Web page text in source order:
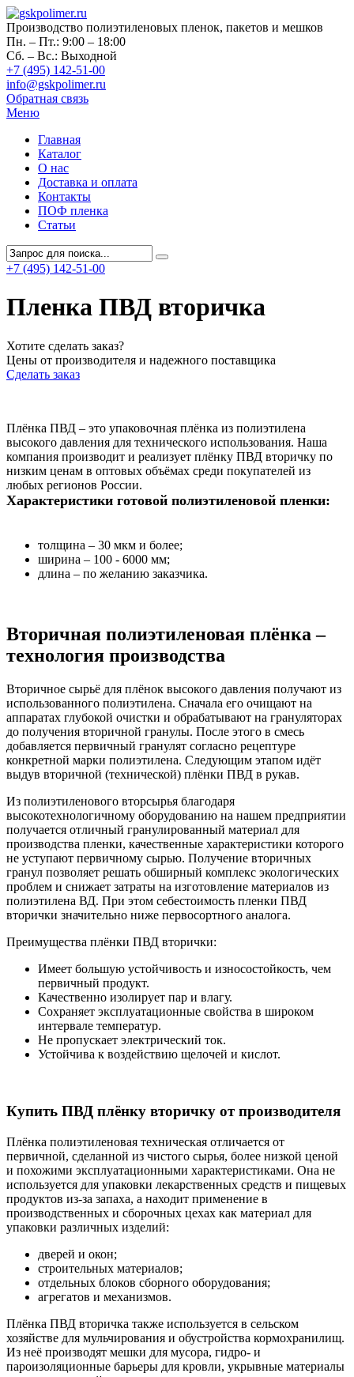
Производство полиэтиленовых пленок, пакетов и мешков
Пн. – Пт.: 9:00 – 18:00
Сб. – Вс.: Выходной
+7 (495) 142-51-00
info@gskpolimer.ru
Обратная связь
Меню
Главная
Каталог
О нас
Доставка и оплата
Контакты
ПОФ пленка
Статьи
+7 (495) 142-51-00
Пленка ПВД вторичка
Хотите сделать заказ?
Цены от производителя и надежного поставщика
Сделать заказ
Плёнка ПВД – это упаковочная плёнка из полиэтилена
высокого давления для технического использования. Наша
компания производит и реализует плёнку ПВД вторичку по
низким ценам в оптовых объёмах среди покупателей из
любых регионов России.
Характеристики готовой полиэтиленовой пленки:
толщина – 30 мкм и более;
ширина – 100 - 6000 мм;
длина – по желанию заказчика.
Вторичная полиэтиленовая плёнка –
технология производства
Вторичное сырьё для плёнок высокого давления получают из
использованного полиэтилена. Сначала его очищают на
аппаратах глубокой очистки и обрабатывают на грануляторах
до получения вторичной гранулы. После этого в смесь
добавляется первичный гранулят согласно рецептуре
конкретной марки полиэтилена. Следующим этапом идёт
выдув вторичной (технической) плёнки ПВД в рукав.
Из полиэтиленового вторсырья благодаря
высокотехнологичному оборудованию на нашем предприятии
получается отличный гранулированный материал для
производства пленки, качественные характеристики которого
не уступают первичному сырью. Получение вторичных
гранул позволяет решать обширный комплекс экологических
проблем и снижает затраты на изготовление материалов из
полиэтилена ВД. При этом себестоимость пленки ПВД
вторички значительно ниже первосортного аналога.
Преимущества плёнки ПВД вторички:
Имеет большую устойчивость и износостойкость, чем
первичный продукт.
Качественно изолирует пар и влагу.
Сохраняет эксплуатационные свойства в широком
интервале температур.
Не пропускает электрический ток.
Устойчива к воздействию щелочей и кислот.
Купить ПВД плёнку вторичку от производителя
Плёнка полиэтиленовая техническая отличается от
первичной, сделанной из чистого сырья, более низкой ценой
и похожими эксплуатационными характеристиками. Она не
используется для упаковки лекарственных средств и пищевых
продуктов из-за запаха, а находит применение в
производственных и сборочных цехах как материал для
упаковки различных изделий:
дверей и окон;
строительных материалов;
отдельных блоков сборного оборудования;
агрегатов и механизмов.
Плёнка ПВД вторичка также используется в сельском
хозяйстве для мульчирования и обустройства кормохранилищ.
Из неё производят мешки для мусора, гидро- и
пароизоляционные барьеры для кровли, укрывные материалы